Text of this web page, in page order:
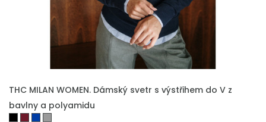
THC MILAN WOMEN. Dámský svetr s výstřihem do V z
bavlny a polyamidu